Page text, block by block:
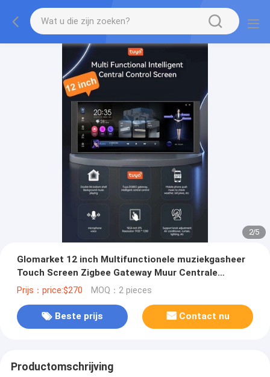
2/5
Glomarket 12 inch Multifunctionele muziekgasheer
Touch Screen Zigbee Gateway Muur Centrale
bedieningspaneel voor intelligente scènes
Prijs：price:$270 MOQ：2 pieces
Beste prijs Contact nu
Productomschrijving